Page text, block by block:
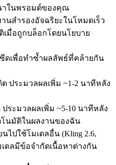
าในพรอมต์ของคุณ
านสำรองอัจฉริยะในโหมดเร็ว
เมื่อถูกบล็อกโดยนโยบาย
ดเพื่อทำซ้ำผลลัพธ์ที่คล้ายกัน
ต ประมวลผลเพิ่ม ~1-2 นาทีหลัง
ประมวลผลเพิ่ม ~5-10 นาทีหลัง
โนมัติในผลงานของฉัน
นไปใช้โมเดลอื่น (Kling 2.6,
ดลมีข้อจำกัดเนื้อหาต่างกัน